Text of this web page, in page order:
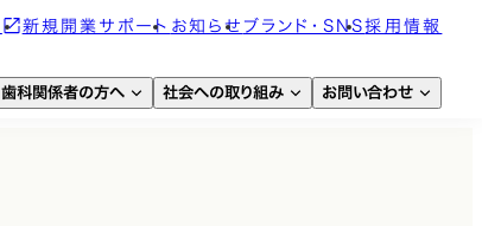
新規開業サポート お知らせ ブランド・SNS採用情報
歯科関係者の方へ 社会への取り組み お問い合わせ